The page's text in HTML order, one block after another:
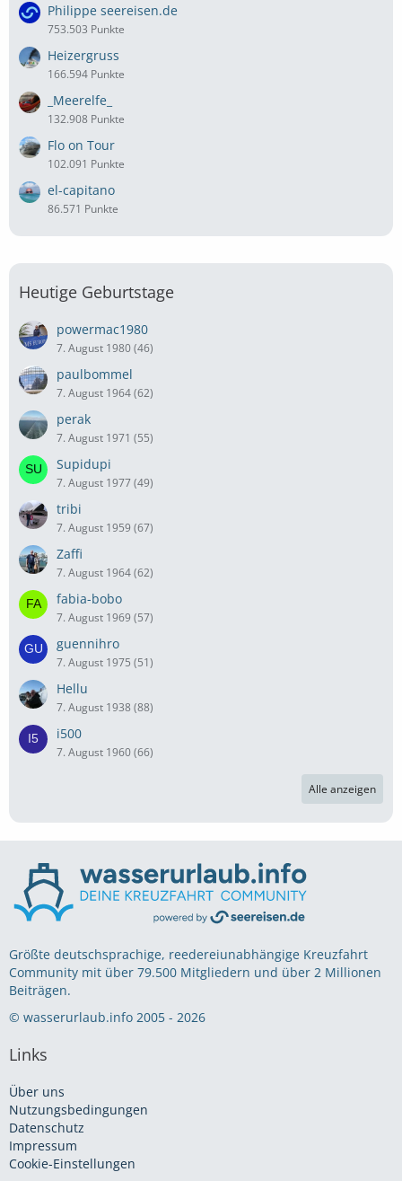
Philippe seereisen.de
753.503 Punkte
Heizergruss
166.594 Punkte
_Meerelfe_
132.908 Punkte
Flo on Tour
102.091 Punkte
el-capitano
86.571 Punkte
Heutige Geburtstage
powermac1980
7. August 1980 (46)
paulbommel
7. August 1964 (62)
perak
7. August 1971 (55)
Supidupi
7. August 1977 (49)
tribi
7. August 1959 (67)
Zaffi
7. August 1964 (62)
fabia-bobo
7. August 1969 (57)
guennihro
7. August 1975 (51)
Hellu
7. August 1938 (88)
i500
7. August 1960 (66)
Alle anzeigen
Größte deutschsprachige, reedereiunabhängige Kreuzfahrt
Community mit über 79.500 Mitgliedern und über 2 Millionen
Beiträgen.
© wasserurlaub.info 2005 - 2026
Links
Über uns
Nutzungsbedingungen
Datenschutz
Impressum
Cookie-Einstellungen